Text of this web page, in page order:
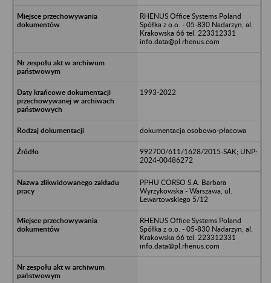
RHENUS Office Systems Poland
Spółka z o.o. - 05-830 Nadarzyn, al.
Krakowska 66 tel. 223312331
info.data@pl.rhenus.com
1993-2022
dokumentacja osobowo-płacowa
992700/611/1628/2015-SAK; UNP:
2024-00486272
PPHU CORSO S.A. Barbara
Wyrzykowska - Warszawa, ul.
Lewartowskiego 5/12
RHENUS Office Systems Poland
Spółka z o.o. - 05-830 Nadarzyn, al.
Krakowska 66 tel. 223312331
info.data@pl.rhenus.com